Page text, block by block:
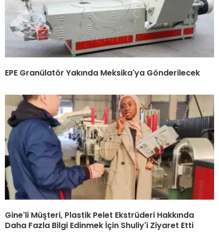
EPE Granülatör Yakında Meksika'ya Gönderilecek
Gine'li Müşteri, Plastik Pelet Ekstrüderi Hakkında
Daha Fazla Bilgi Edinmek İçin Shuliy'i Ziyaret Etti